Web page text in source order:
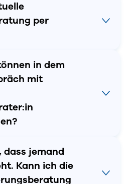
per
in dem
mit
jemand
Kann ich die